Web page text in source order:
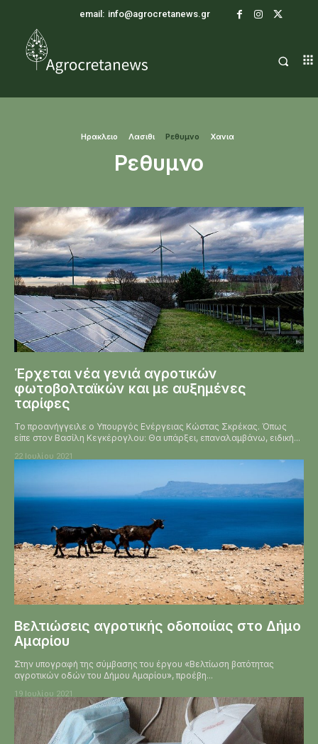
email: info@agrocretanews.gr
Ηρακλειο Λασιθι Ρεθυμνο Χανια
Ρεθυμνο
Έρχεται νέα γενιά αγροτικών
φωτοβολταϊκών και με αυξημένες
ταρίφες
Το προανήγγειλε ο Υπουργός Ενέργειας Κώστας Σκρέκας. Όπως
είπε στον Βασίλη Κεγκέρογλου: Θα υπάρξει, επαναλαμβάνω, ειδική...
22 Ιουλίου 2021
Βελτιώσεις αγροτικής οδοποιίας στο Δήμο
Αμαρίου
Στην υπογραφή της σύμβασης του έργου «Βελτίωση βατότητας
αγροτικών οδών του Δήμου Αμαρίου», προέβη...
19 Ιουλίου 2021